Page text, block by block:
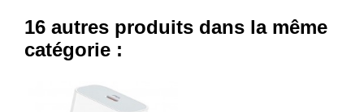
16 autres produits dans la même
catégorie :